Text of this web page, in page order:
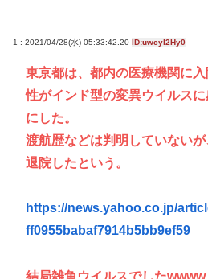
1 : 2021/04/28(水) 05:33:42.20 ID:uwcyl2Hy0
東京都は、都内の医療機関に
性がインド型の変異ウイルス
にした。
渡航歴などは判明していない
退院したという。
https://news.yahoo.co.jp/
ff0955babaf7914b5bb9ef59